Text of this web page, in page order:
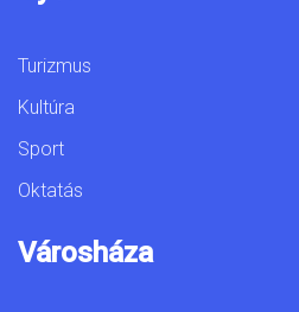
Turizmus
Kultúra
Sport
Oktatás
Városháza